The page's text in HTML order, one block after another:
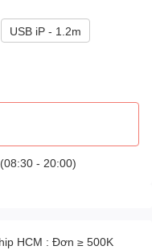
USB iP - 1.2m
- 20:00)
HCM : Đơn ≥ 500K